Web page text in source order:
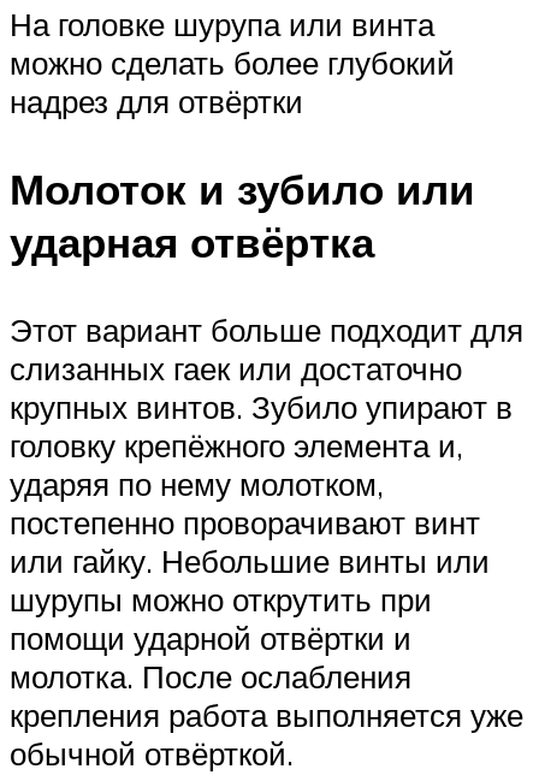
На головке шурупа или винта
можно сделать более глубокий
надрез для отвёртки
Молоток и зубило или
ударная отвёртка
Этот вариант больше подходит для
слизанных гаек или достаточно
крупных винтов. Зубило упирают в
головку крепёжного элемента и,
ударяя по нему молотком,
постепенно проворачивают винт
или гайку. Небольшие винты или
шурупы можно открутить при
помощи ударной отвёртки и
молотка. После ослабления
крепления работа выполняется уже
обычной отвёрткой.